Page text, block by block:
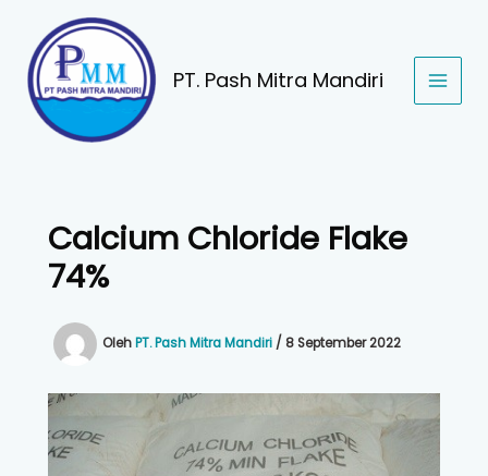
konten
PT. Pash Mitra Mandiri
Calcium Chloride Flake
74%
OlehPT. Pash Mitra Mandiri / 8 September 2022